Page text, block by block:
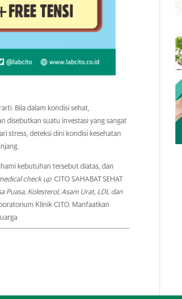
Bila dalam kondisi sehat,
disebutkan suatu investasi yang sangat
stress, deteksi dini kondisi kesehatan
kebutuhan tersebut diatas, dan
check upCITO SAHABAT SEHAT
Puasa, Kolesterol, Asam Urat, LDL dan
Klinik CITO. Manfaatkan